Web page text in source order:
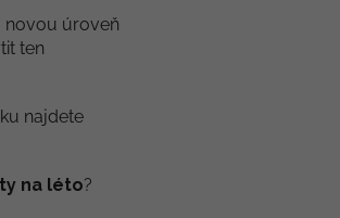
novou úroveň
ten
najdete
na léto?